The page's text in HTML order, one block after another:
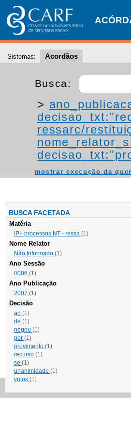
Sistemas: Acordãos
Busca:
>
ressarc/
mostrar execução da
BUSCA FACETADA
Matéria
IPI- processos NT - ressa (1)
Nome Relator
Não Informado (1)
Ano Sessão
0006 (1)
Ano Publicação
2007 (1)
Decisão
ao (1)
de (1)
negou (1)
por (1)
provimento (1)
recurso (1)
se (1)
unanimidade (1)
votos (1)